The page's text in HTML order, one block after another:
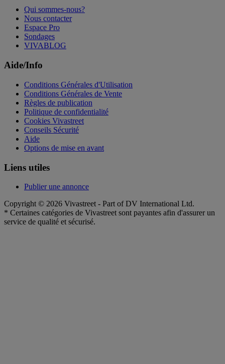
Qui sommes-nous?
Nous contacter
Espace Pro
Sondages
VIVABLOG
Aide/Info
Conditions Générales d'Utilisation
Conditions Générales de Vente
Règles de publication
Politique de confidentialité
Cookies Vivastreet
Conseils Sécurité
Aide
Options de mise en avant
Liens utiles
Publier une annonce
Copyright © 2026 Vivastreet - Part of DV International Ltd.
* Certaines catégories de Vivastreet sont payantes afin d'assurer un
service de qualité et sécurisé.